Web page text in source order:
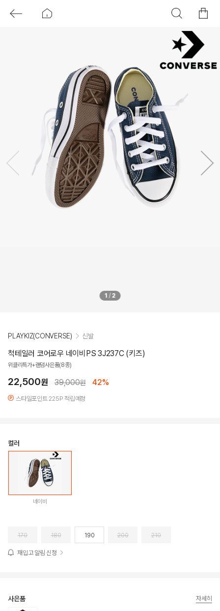
1 /2
PLAYKIZ(CONVERSE) 신발
척테일러 코어로우 네이비PS 3J237C (키즈)
위클리특가+랜덤사은품(8종)
22,500원 39,000원 42%
스타일포인트 225P 적립예정
컬러
네이비
170 180 190 200 210
재입고 알림 신청
사은품 자세히